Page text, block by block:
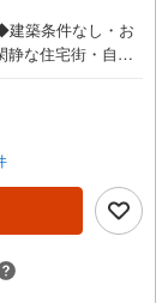
築条件なし・お
な住宅街・自然
ル会場には、ベビ
おります。 小
さい！資料請
合せください！
とのない情報を多
、チラシなどに掲
えください！■ご